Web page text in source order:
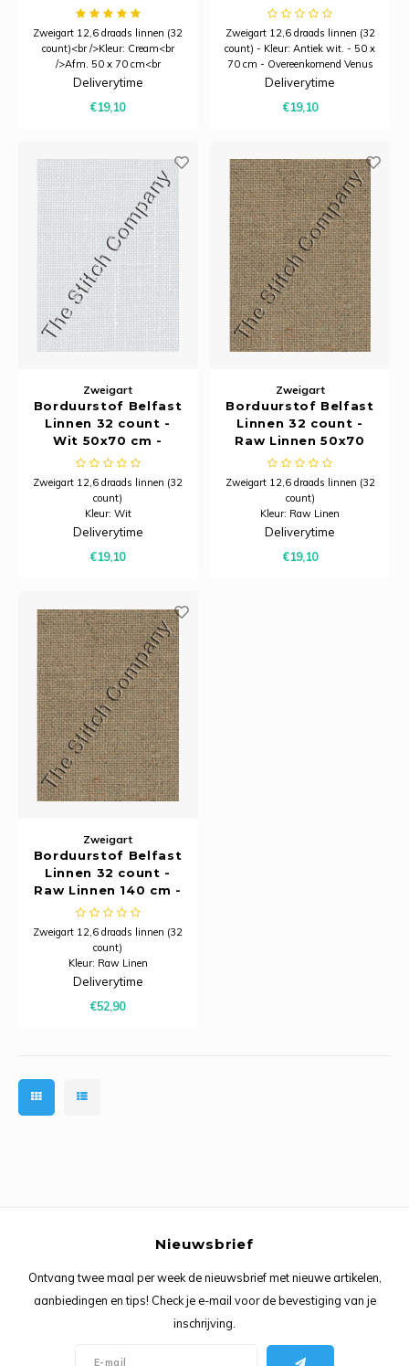
Zweigart
Zweigart 12,6 draads linnen (32
count)<br />Kleur: Cream<br
/>Afm. 50 x 70 cm<br
/>Overeenkomend Venus
Deliverytime
€19,10
50x70 cm - Zweigart
Zweigart 12,6 draads linnen (32
count) - Kleur: Antiek wit. - 50 x
70 cm - Overeenkomend Venus
nummer: 2012
Deliverytime
€19,10
Zweigart
Borduurstof Belfast
Linnen 32 count -
Wit 50x70 cm -
Zweigart
Zweigart 12,6 draads linnen (32
count)
Kleur: Wit
Afm. 50 x 70 cm
2010
Deliverytime
€19,10
Zweigart
Borduurstof Belfast
Linnen 32 count -
Raw Linnen 50x70
cm - Zweigart
Zweigart 12,6 draads linnen (32
count)
Kleur: Raw Linen
Afm. 50 x 70 cm
2761
Deliverytime
€19,10
Zweigart
Borduurstof Belfast
Linnen 32 count -
Raw Linnen 140 cm -
Zweigart
Zweigart 12,6 draads linnen (32
count)
Kleur: Raw Linen
140 cm breed
2761
Deliverytime
€52,90
Nieuwsbrief
Ontvang twee maal per week de nieuwsbrief met nieuwe artikelen,
aanbiedingen en tips! Check je e-mail voor de bevestiging van je
inschrijving.